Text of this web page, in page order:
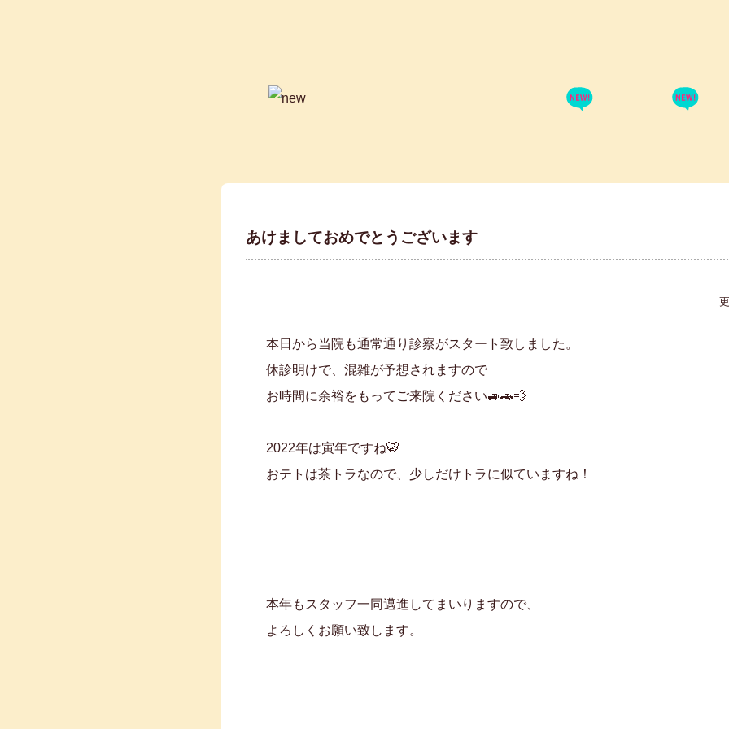
あけましておめでとうございます
本日から当院も通常通り診察がスタート致しました。
休診明けで、混雑が予想されますので
お時間に余裕をもってご来院ください🚙🚗💨
2022年は寅年ですね🐯
おテトは茶トラなので、少しだけトラに似ていますね！
本年もスタッフ一同邁進してまいりますので、
よろしくお願い致します。